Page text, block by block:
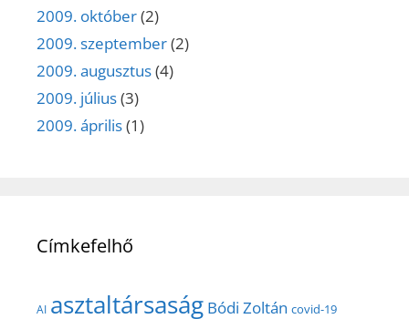
2009. október(2)
2009. szeptember(2)
2009. augusztus(4)
2009. július(3)
2009. április(1)
Címkefelhő
AI asztaltársaság Bódi Zoltán covid-19